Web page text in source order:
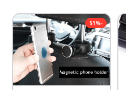
-
51%